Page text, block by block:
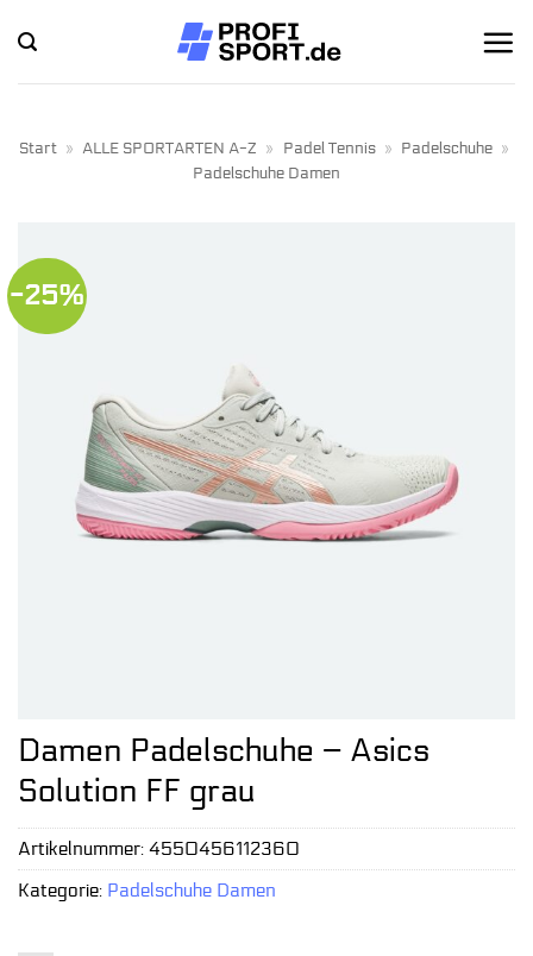
Inhalt
springen
Start » ALLE SPORTARTEN A-Z » Padel Tennis » Padelschuhe »
Padelschuhe Damen
-25%
Damen Padelschuhe – Asics
Solution FF grau
Artikelnummer: 4550456112360
Kategorie: Padelschuhe Damen